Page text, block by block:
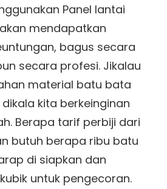
Panel lantai
mendapatkan
bagus secara
secara profesi. Jikalau
material batu bata
kita berkeinginan
Berapa tarif perbiji dari
butuh berapa ribu batu
di siapkan dan
untuk pengecoran.